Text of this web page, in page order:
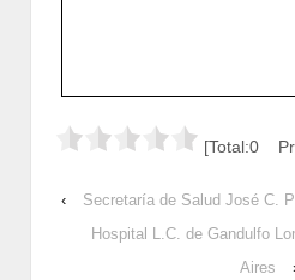
[Total:0
‹
Secretaría de Salud José C.
Hospital L.C. de Gandulfo
Aires